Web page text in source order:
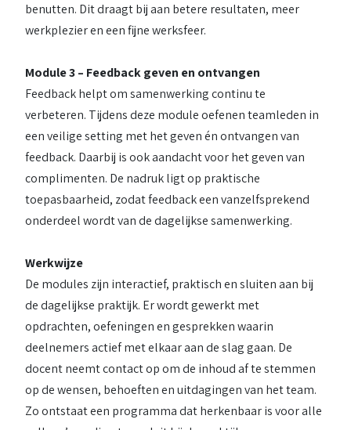
benutten. Dit draagt bij aan betere resultaten, meer
werkplezier en een fijne werksfeer.
Module 3 – Feedback geven en ontvangen
Feedback helpt om samenwerking continu te
verbeteren. Tijdens deze module oefenen teamleden in
een veilige setting met het geven én ontvangen van
feedback. Daarbij is ook aandacht voor het geven van
complimenten. De nadruk ligt op praktische
toepasbaarheid, zodat feedback een vanzelfsprekend
onderdeel wordt van de dagelijkse samenwerking.
Werkwijze
De modules zijn interactief, praktisch en sluiten aan bij
de dagelijkse praktijk. Er wordt gewerkt met
opdrachten, oefeningen en gesprekken waarin
deelnemers actief met elkaar aan de slag gaan. De
docent neemt contact op om de inhoud af te stemmen
op de wensen, behoeften en uitdagingen van het team.
Zo ontstaat een programma dat herkenbaar is voor alle